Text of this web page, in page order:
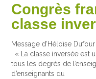
Congrès
classe
Message d’Héloïse
! « La classe inversée est
tous les degrés de
d’enseignants du